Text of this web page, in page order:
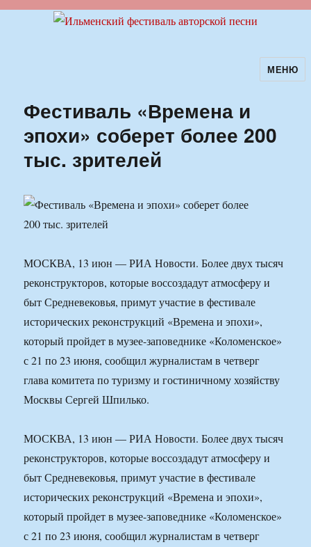
Ильменский фестиваль авторскойМЕНЮ
Фестиваль «Времена и
эпохи» соберет более 200
тыс. зрителей
МОСКВА, 13 июн — РИА Новости. Более двух тысяч
реконструкторов, которые воссоздадут атмосферу и
быт Средневековья, примут участие в фестивале
исторических реконструкций «Времена и эпохи»,
который пройдет в музее-заповеднике «Коломенское»
с 21 по 23 июня, сообщил журналистам в четверг
глава комитета по туризму и гостиничному хозяйству
Москвы Сергей Шпилько.
МОСКВА, 13 июн — РИА Новости. Более двух тысяч
реконструкторов, которые воссоздадут атмосферу и
быт Средневековья, примут участие в фестивале
исторических реконструкций «Времена и эпохи»,
который пройдет в музее-заповеднике «Коломенское»
с 21 по 23 июня, сообщил журналистам в четверг